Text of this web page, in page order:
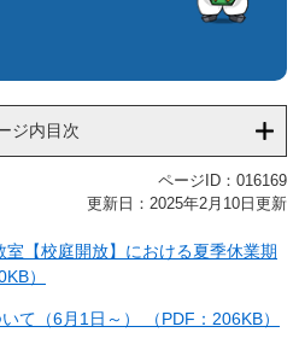
ジ内目次
ページID：016169
更新日：2025年2月10日更新
【校庭開放】における夏季休業期
）
て（6月1日～） （PDF：206KB）